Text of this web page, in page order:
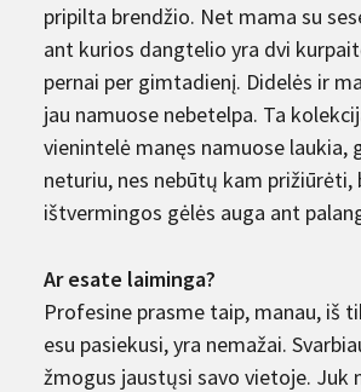
pripilta brendžio. Net mama su
ant kurios dangtelio yra dvi
pernai per gimtadienį. Didelės ir
jau namuose nebetelpa. Ta
vienintelė manęs namuose laukia,
neturiu, nes nebūtų kam prižiūrėti,
ištvermingos gėlės auga ant
Ar esate laiminga?
Profesine prasme taip, manau, iš
esu pasiekusi, yra nemažai.
žmogus jaustųsi savo vietoje. Juk